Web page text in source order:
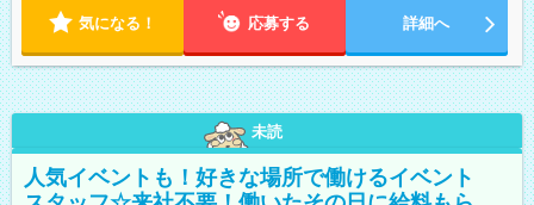
気になる！ 応募する 詳細へ
未読
人気イベントも！好きな場所で働けるイベント